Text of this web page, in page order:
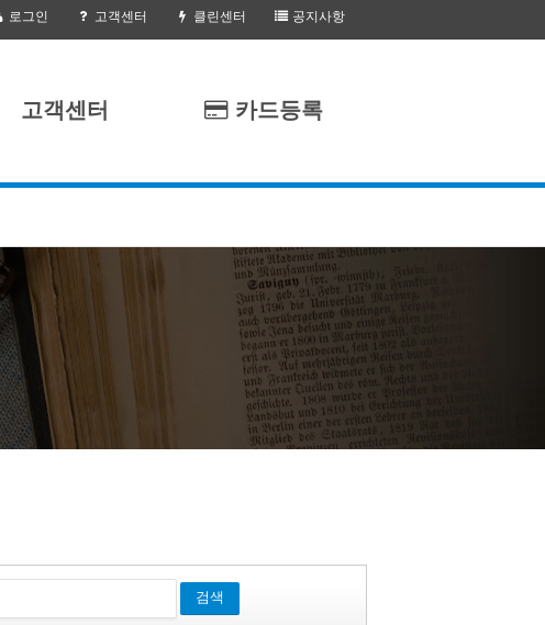
로그인 고객센터 클린센터 공지사항
고객센터 카드등록
검색